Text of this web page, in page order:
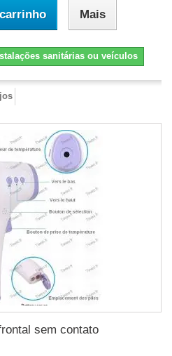
Mais
sanitárias ou veículos
sem contato